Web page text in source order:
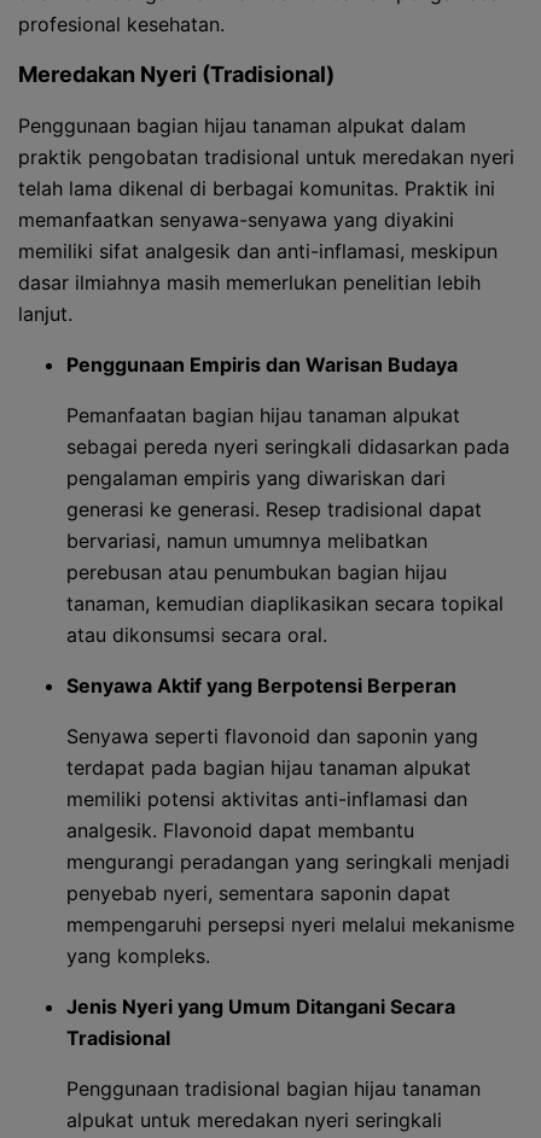
profesional kesehatan.
Meredakan Nyeri (Tradisional)
Penggunaan bagian hijau tanaman alpukat dalam
praktik pengobatan tradisional untuk meredakan nyeri
telah lama dikenal di berbagai komunitas. Praktik ini
memanfaatkan senyawa-senyawa yang diyakini
memiliki sifat analgesik dan anti-inflamasi, meskipun
dasar ilmiahnya masih memerlukan penelitian lebih
lanjut.
Penggunaan Empiris dan Warisan Budaya
Pemanfaatan bagian hijau tanaman alpukat
sebagai pereda nyeri seringkali didasarkan pada
pengalaman empiris yang diwariskan dari
generasi ke generasi. Resep tradisional dapat
bervariasi, namun umumnya melibatkan
perebusan atau penumbukan bagian hijau
tanaman, kemudian diaplikasikan secara topikal
atau dikonsumsi secara oral.
Senyawa Aktif yang Berpotensi Berperan
Senyawa seperti flavonoid dan saponin yang
terdapat pada bagian hijau tanaman alpukat
memiliki potensi aktivitas anti-inflamasi dan
analgesik. Flavonoid dapat membantu
mengurangi peradangan yang seringkali menjadi
penyebab nyeri, sementara saponin dapat
mempengaruhi persepsi nyeri melalui mekanisme
yang kompleks.
Jenis Nyeri yang Umum Ditangani Secara
Tradisional
Penggunaan tradisional bagian hijau tanaman
alpukat untuk meredakan nyeri seringkali